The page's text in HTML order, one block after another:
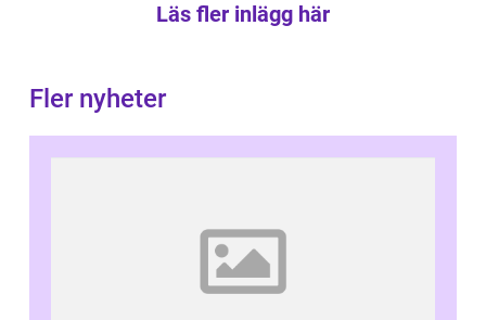
Läs fler inlägg här
Fler nyheter